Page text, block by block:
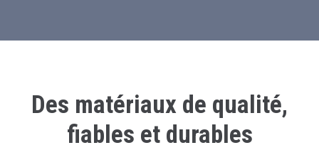
Des matériaux de qualité,
fiables et durables